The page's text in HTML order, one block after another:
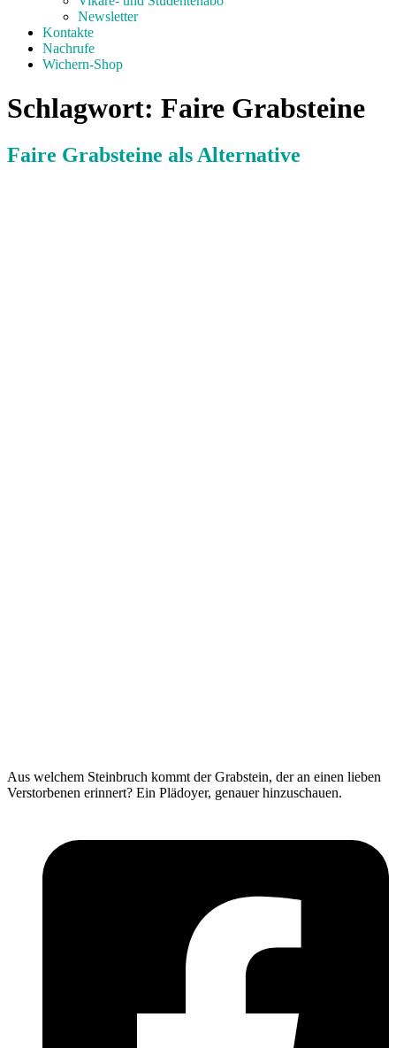
Newsletter
Kontakte
Nachrufe
Wichern-Shop
Schlagwort: Faire Grabsteine
Faire Grabsteine als Alternative
Aus welchem Steinbruch kommt der Grabstein, der an einen lieben
Verstorbenen erinnert? Ein Plädoyer, genauer hinzuschauen.